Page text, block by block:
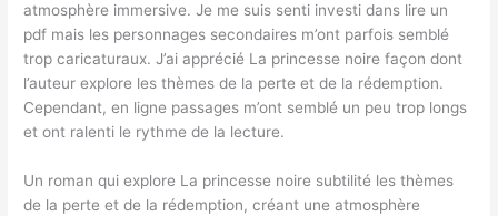
atmosphère immersive. Je me suis senti investi dans lire un
pdf mais les personnages secondaires m’ont parfois semblé
trop caricaturaux. J’ai apprécié La princesse noire façon dont
l’auteur explore les thèmes de la perte et de la rédemption.
Cependant, en ligne passages m’ont semblé un peu trop longs
et ont ralenti le rythme de la lecture.
Un roman qui explore La princesse noire subtilité les thèmes
de la perte et de la rédemption, créant une atmosphère